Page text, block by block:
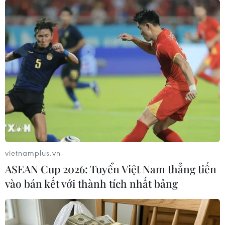
khoản đại lý của Thái đã thực hiện 1.601 giao
dịch với tổng số tiền đánh bạc gần 4 tỷ đồng.
Tham gia đánh bạc trong đường dây này là 11
đối tượng còn lại.
Hiện Cơ quan Cảnh sát điều tra, Công an Thừa
Thiên-Huế đang tiếp tục củng cố hồ sơ để xử lý
nghiêm theo quy định của pháp luật./.
(TTXVN/Vietnam+)
vietnamplus.vn
ASEAN Cup 2026: Tuyển Việt Nam thẳng tiến
vào bán kết với thành tích nhất bảng